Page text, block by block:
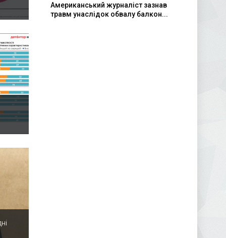
Американський журналіст зазнав
травм унаслідок обвалу балкон...